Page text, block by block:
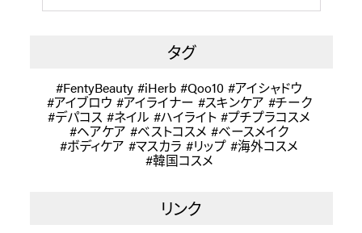
タグ
FentyBeauty iHerb Qoo10 アイシャドウ
アイブロウ アイライナー スキンケア チーク
デパコス ネイル ハイライト プチプラコスメ
ヘアケア ベストコスメ ベースメイク
ボディケア マスカラ リップ 海外コスメ
韓国コスメ
リンク